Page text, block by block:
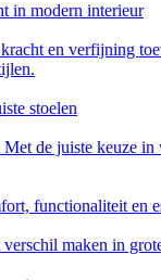
in modern interieur
en verfijning
stoelen
de juiste keuze
functionaliteit en
maken in